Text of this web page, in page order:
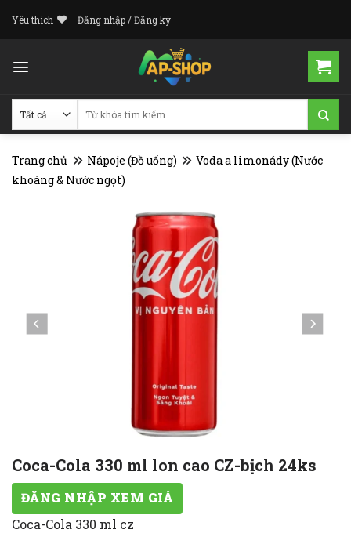
Yêu thích Đăng nhập / Đăng ký
Trang chủ Nápoje (Đồ uống)
Voda a limonády (Nước
khoáng & Nước ngọt)
Coca-Cola 330 ml lon cao CZ-bịch 24ks
ĐĂNG NHẬP XEM GIÁ
Coca-Cola 330 ml cz